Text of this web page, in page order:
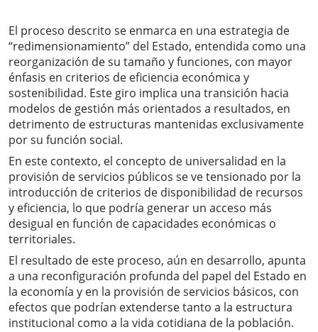
El proceso descrito se enmarca en una estrategia de
“redimensionamiento” del Estado, entendida como una
reorganización de su tamaño y funciones, con mayor
énfasis en criterios de eficiencia económica y
sostenibilidad. Este giro implica una transición hacia
modelos de gestión más orientados a resultados, en
detrimento de estructuras mantenidas exclusivamente
por su función social.
En este contexto, el concepto de universalidad en la
provisión de servicios públicos se ve tensionado por la
introducción de criterios de disponibilidad de recursos
y eficiencia, lo que podría generar un acceso más
desigual en función de capacidades económicas o
territoriales.
El resultado de este proceso, aún en desarrollo, apunta
a una reconfiguración profunda del papel del Estado en
la economía y en la provisión de servicios básicos, con
efectos que podrían extenderse tanto a la estructura
institucional como a la vida cotidiana de la población.